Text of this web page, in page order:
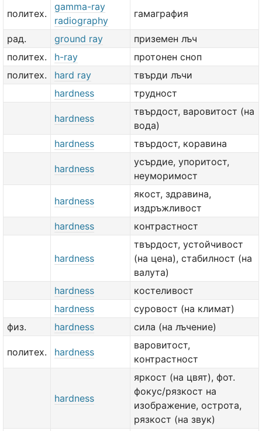
политех.
gamma-ray
radiography
гамаграфия
рад. ground ray
приземен лъч
политех.
h-ray
протонен сноп
политех.
hard ray
твърди лъчи
hardness
трудност
hardness
твърдост, варовитост (на
вода)
hardness
твърдост, коравина
hardness
усърдие, упоритост,
неуморимост
hardness
якост, здравина,
издръжливост
hardness
контрастност
hardness
твърдост, устойчивост
(на цена), стабилност (на
валута)
hardness
костеливост
hardness
суровост (на климат)
физ.
hardness сила (на лъчение)
политех. hardness
варовитост,
контрастност
hardness
яркост (на цвят), фот.
фокус/рязкост на
изображение, острота,
рязкост (на звук)